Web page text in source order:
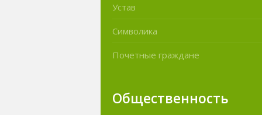
Устав
Символика
Почетные граждане
Общественность